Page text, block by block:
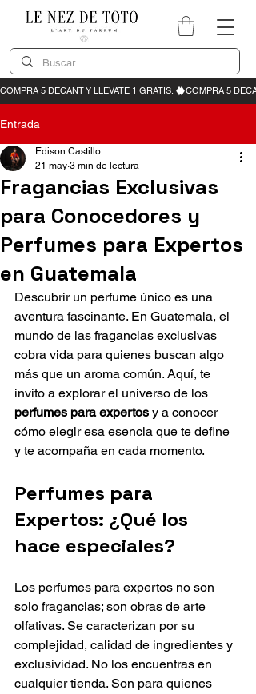
Entrada
Fragancias Exclusivas
para Conocedores y
Perfumes para Expertos
en Guatemala
Edison Castillo
21 may 3 min de lectura
Descubrir un perfume único es una
aventura fascinante. En Guatemala, el
mundo de las fragancias exclusivas
cobra vida para quienes buscan algo
más que un aroma común. Aquí, te
invito a explorar el universo de los
perfumes para expertos y a conocer
cómo elegir esa esencia que te define
y te acompaña en cada momento.
Perfumes para
Expertos: ¿Qué los
hace especiales?
Los perfumes para expertos no son
solo fragancias; son obras de arte
olfativas. Se caracterizan por su
complejidad, calidad de ingredientes y
exclusividad. No los encuentras en
cualquier tienda. Son para quienes